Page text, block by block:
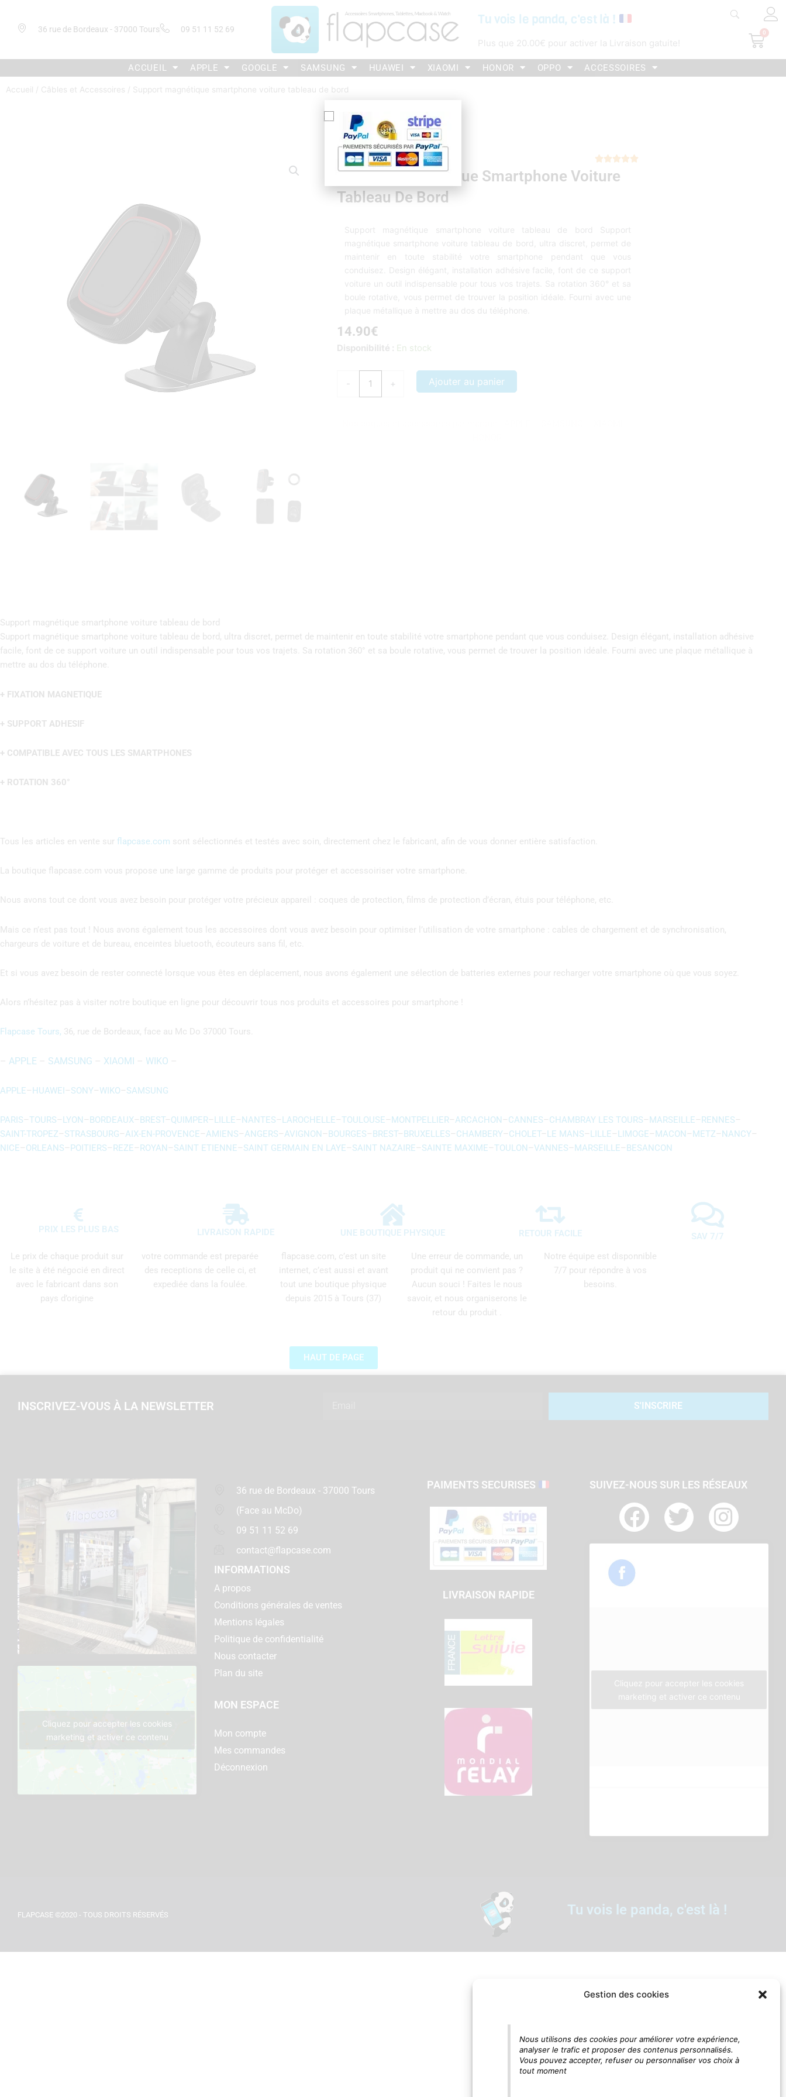
Gestion des cookies
Nous utilisons des cookies pour améliorer votre expérience,
analyser le trafic et proposer des contenus personnalisés.
Vous pouvez accepter, refuser ou personnaliser vos choix à
tout moment
36 rue de Bordeaux - 37000 Tours 09 51 11 52 69
Tu vois le panda, c'est là !
Plus que 20.00€ pour activer la Livraison gatuite!
0
ACCUEIL APPLE GOOGLE SAMSUNG HUAWEI XIAOMI HONOR OPPO ACCESSOIRES
Accueil / Câbles et Accessoires / Support magnétique smartphone voiture tableau de bord

Support Magnétique Smartphone Voiture
Tableau De Bord
Support magnétique smartphone voiture tableau de bord Support
magnétique smartphone voiture tableau de bord, ultra discret, permet de
maintenir en toute stabilité votre smartphone pendant que vous
conduisez. Design élégant, installation adhésive facile, font de ce support
voiture un outil indispensable pour tous vos trajets. Sa rotation 360° et sa
boule rotative, vous permet de trouver la position idéale. Fourni avec une
plaque métallique à mettre au dos du téléphone.
14.90€
Disponibilité : En stock
-
quantité
magnétique
+ Ajouter au panier
Support magnétique smartphone voiture tableau de bord
Support magnétique smartphone voiture tableau de bord, ultra discret, permet de maintenir en toute stabilité votre smartphone pendant que vous conduisez. Design élégant, installation adhésive
facile, font de ce support voiture un outil indispensable pour tous vos trajets. Sa rotation 360° et sa boule rotative, vous permet de trouver la position idéale. Fourni avec une plaque métallique à
mettre au dos du téléphone.
+ FIXATION MAGNETIQUE
+ SUPPORT ADHESIF
+ COMPATIBLE AVEC TOUS LES SMARTPHONES
+ ROTATION 360°
Tous les articles en vente sur flapcase.com sont sélectionnés et testés avec soin, directement chez le fabricant, afin de vous donner entière satisfaction.
La boutique flapcase.com vous propose une large gamme de produits pour protéger et accessoiriser votre smartphone.
Nous avons tout ce dont vous avez besoin pour protéger votre précieux appareil : coques de protection, films de protection d’écran, étuis pour téléphone, etc.
Mais ce n’est pas tout ! Nous avons également tous les accessoires dont vous avez besoin pour optimiser l’utilisation de votre smartphone : cables de chargement et de synchronisation,
chargeurs de voiture et de bureau, enceintes bluetooth, écouteurs sans fil, etc.
Et si vous avez besoin de rester connecté lorsque vous êtes en déplacement, nous avons également une sélection de batteries externes pour recharger votre smartphone où que vous soyez.
Alors n’hésitez pas à visiter notre boutique en ligne pour découvrir tous nos produits et accessoires pour smartphone !
Flapcase Tours, 36, rue de Bordeaux, face au Mc Do 37000 Tours.
– APPLE – SAMSUNG – XIAOMI – WIKO –
APPLE–HUAWEI–SONY–WIKO–SAMSUNG
PARIS–TOURS–LYON –BORDEAUX–BREST–QUIMPER–LILLE–NANTES–LAROCHELLE–TOULOUSE–MONTPELLIER–ARCACHON –CANNES–CHAMBRAY LES TOURS–MARSEILLE–RENNES–
SAINT-TROPEZ–STRASBOURG–AIX-EN-PROVENCE–AMIENS–ANGERS–AVIGNON –BOURGES–BREST–BRUXELLES–CHAMBERY–CHOLET–LE MANS–LILLE–LIMOGE–MACON –METZ–NANCY–
NICE–ORLEANS–POITIERS–REZE–ROYAN –SAINT ETIENNE–SAINT GERMAIN EN LAYE–SAINT NAZAIRE–SAINTE MAXIME–TOULON –VANNES–MARSEILLE–BESANCON
PRIX LES PLUS BAS LIVRAISON RAPIDE UNE BOUTIQUE PHYSIQUE RETOUR FACILE
SAV 7/7
Le prix de chaque produit sur
le site à été négocié en direct
avec le fabricant dans son
pays d’origine
votre commande est preparée
des receptions de celle ci, et
expediée dans la foulée.
flapcase.com, c’est un site
internet, c’est aussi et avant
tout une boutique physique
depuis 2015 à Tours (37)
Une erreur de commande, un
produit qui ne convient pas ?
Aucun souci ! Faites le nous
savoir, et nous organiserons le
retour du produit .
Notre équipe est disponnible
7/7 pour répondre à vos
besoins.
HAUT DE PAGE
INSCRIVEZ-VOUS À LA NEWSLETTER S'INSCRIRE
Cliquez pour accepter les cookies
marketing et activer ce contenu
36 rue de Bordeaux - 37000 Tours
(Face au McDo)
09 51 11 52 69
contact@flapcase.com
INFORMATIONS
A propos
Conditions générales de ventes
Mentions légales
Politique de confidentialité
Nous contacter
Plan du site
MON ESPACE
Mon compte
Mes commandes
Déconnexion
PAIMENTS SECURISES
LIVRAISON RAPIDE
SUIVEZ-NOUS SUR LES RÉSEAUX
F
a
e
T
w
I
n
m
Cliquez pour accepter les cookies
marketing et activer ce contenu
FLAPCASE ©2020 - TOUS DROITS RÉSERVÉS Tu vois le panda, c'est là !